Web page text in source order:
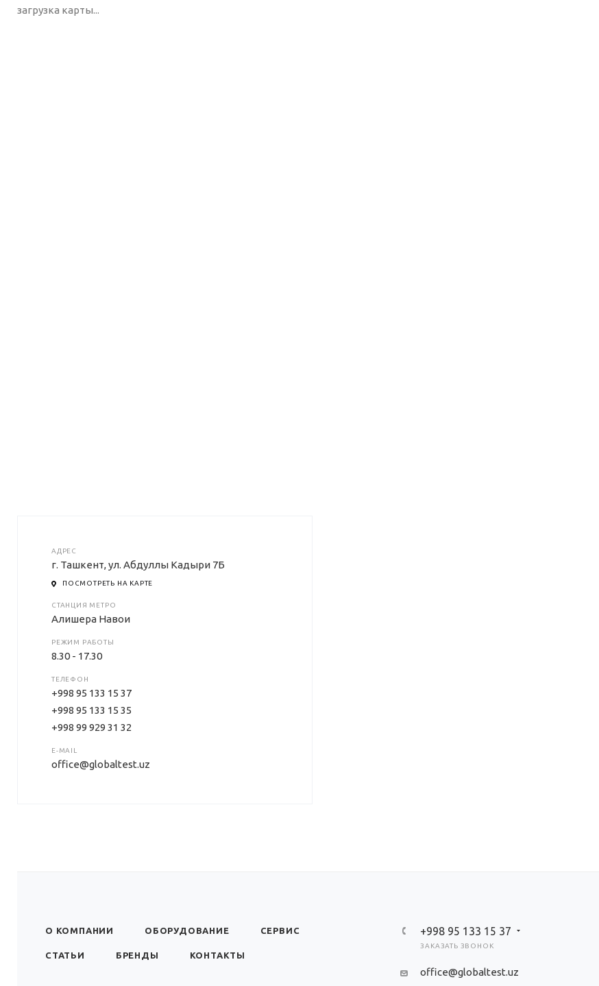
загрузка карты...
АДРЕС
г. Ташкент, ул. Абдуллы Кадыри 7Б
ПОСМОТРЕТЬ НА КАРТЕ
СТАНЦИЯ МЕТРО
Алишера Навои
РЕЖИМ РАБОТЫ
8.30 - 17.30
ТЕЛЕФОН
+998 95 133 15 37
+998 95 133 15 35
+998 99 929 31 32
E-MAIL
office@globaltest.uz
О КОМПАНИИ ОБОРУДОВАНИЕ СЕРВИС
СТАТЬИ БРЕНДЫ КОНТАКТЫ
+998 95 133 15 37
ЗАКАЗАТЬ ЗВОНОК
office@globaltest.uz